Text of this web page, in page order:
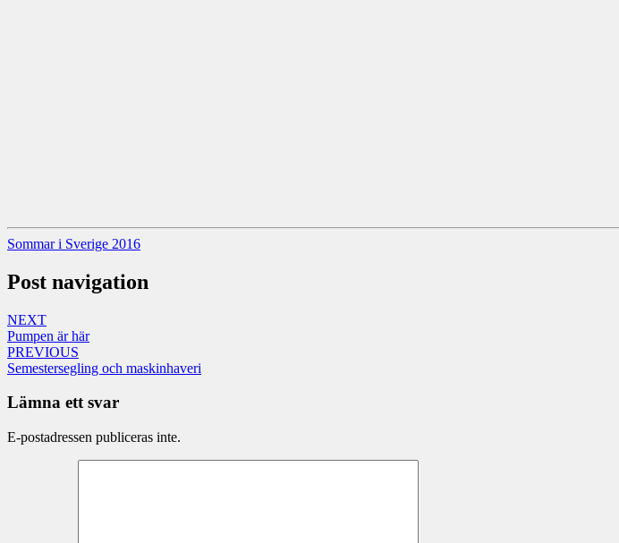
Sommar i Sverige 2016
Post navigation
NEXT
Pumpen är här
PREVIOUS
Semestersegling och maskinhaveri
Lämna ett svar
E-postadressen publiceras inte.